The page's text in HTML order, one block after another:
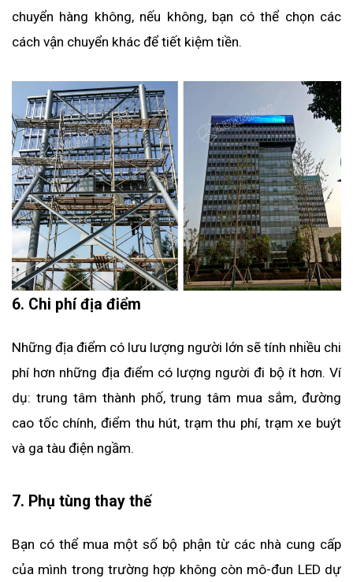
chuyển hàng không, nếu không, bạn có thể chọn các
cách vận chuyển khác để tiết kiệm tiền.
6. Chi phí địa điểm
Những địa điểm có lưu lượng người lớn sẽ tính nhiều chi
phí hơn những địa điểm có lượng người đi bộ ít hơn. Ví
dụ: trung tâm thành phố, trung tâm mua sắm, đường
cao tốc chính, điểm thu hút, trạm thu phí, trạm xe buýt
và ga tàu điện ngầm.
7. Phụ tùng thay thế
Bạn có thể mua một số bộ phận từ các nhà cung cấp
của mình trong trường hợp không còn mô-đun LED dự